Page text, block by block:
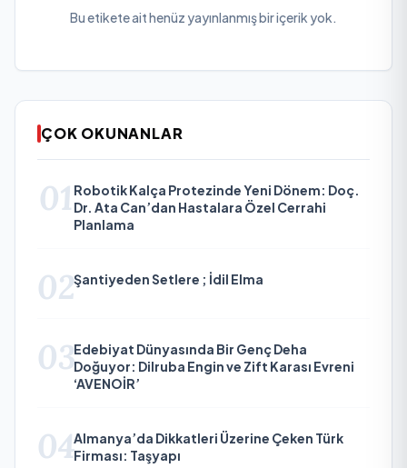
Bu etikete ait henüz yayınlanmış bir içerik yok.
ÇOK OKUNANLAR
01 Robotik Kalça Protezinde Yeni Dönem: Doç.
Dr. Ata Can’dan Hastalara Özel Cerrahi
Planlama
02Şantiyeden Setlere ; İdil Elma
03Edebiyat Dünyasında Bir Genç Deha
Doğuyor: Dilruba Engin ve Zift Karası Evreni
‘AVENOİR’
04Almanya’da Dikkatleri Üzerine Çeken Türk
Firması: Taşyapı